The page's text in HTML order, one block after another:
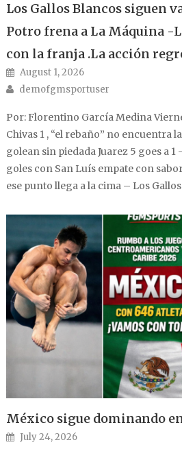
Los Gallos Blancos siguen
Potro frena a La Máquina -
con la franja .La acción
Posted on
August 1, 2026
Author
demofgmsportuser
Por: Florentino García Medina
Chivas 1 , “el rebaño” no encuentra
golean sin piedada Juarez 5 goes a 1
goles con San Luís empate con
ese punto llega a la cima – Los Gallos
México sigue dominando
Posted on
July 24, 2026